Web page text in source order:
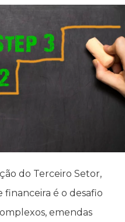
do Terceiro Setor,
é o desafio
emendas